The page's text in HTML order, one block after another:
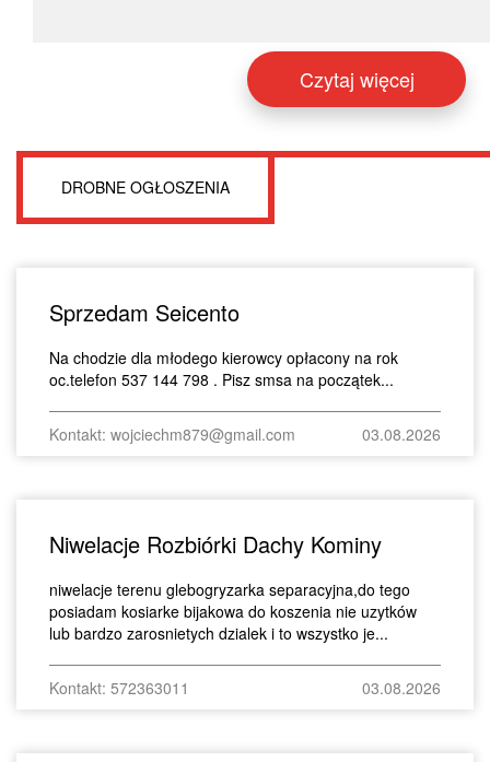
Czytaj więcej
DROBNE OGŁOSZENIA
Sprzedam Seicento
Na chodzie dla młodego kierowcy opłacony na rok
oc.telefon 537 144 798 . Pisz smsa na początek...
Kontakt: wojciechm879@gmail.com 03.08.2026
Niwelacje Rozbiórki Dachy Kominy
niwelacje terenu glebogryzarka separacyjna,do tego
posiadam kosiarke bijakowa do koszenia nie uzytków
lub bardzo zarosnietych dzialek i to wszystko je...
Kontakt: 572363011 03.08.2026